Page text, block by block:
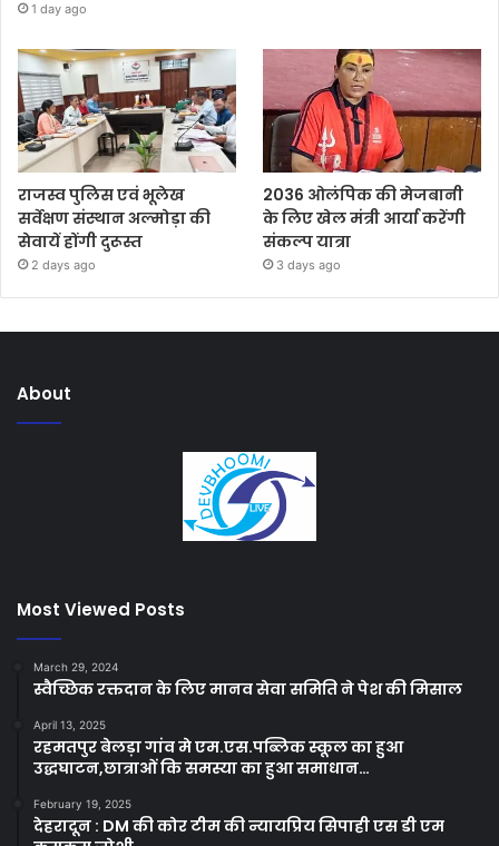
1 day ago
राजस्व पुलिस एवं भूलेख
सर्वेक्षण संस्थान अल्मोड़ा की
सेवायें होंगी दुरूस्त
2 days ago
2036 ओलंपिक की मेजबानी
के लिए खेल मंत्री आर्या करेंगी
संकल्प यात्रा
3 days ago
About
Most Viewed Posts
March 29, 2024
स्वैच्छिक रक्तदान के लिए मानव सेवा समिति ने पेश की मिसाल
April 13, 2025
रहमतपुर बेलड़ा गांव मे एम.एस.पब्लिक स्कूल का हुआ
उद्धघाटन,छात्राओं कि समस्या का हुआ समाधान…
February 19, 2025
देहरादून : DM की कोर टीम की न्यायप्रिय सिपाही एस डी एम